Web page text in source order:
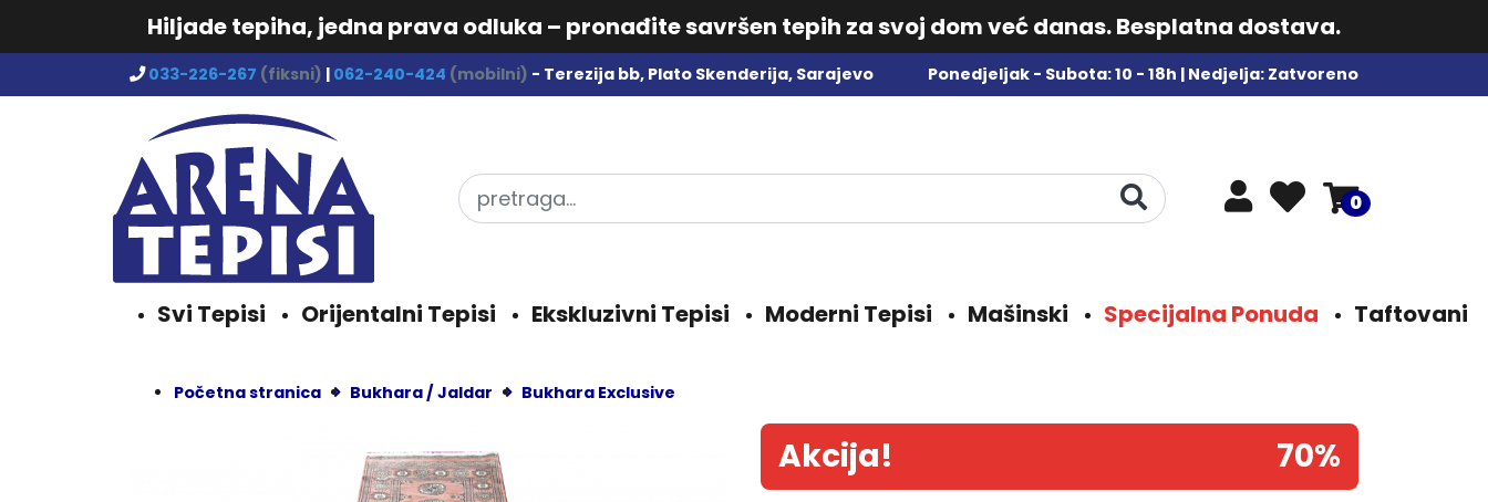
Hiljade tepiha, jedna prava odluka – pronađite savršen tepih za svoj dom već danas. Besplatna dostava.
033-226-267 (fiksni) | 062-240-424 (mobilni) - Terezija bb, Plato Skenderija, Sarajevo Ponedjeljak - Subota: 10 - 18h | Nedjelja: Zatvoreno
0
Svi Tepisi Orijentalni Tepisi Ekskluzivni Tepisi Moderni Tepisi Mašinski Specijalna Ponuda Taftovani
Početna stranica Bukhara / Jaldar Bukhara Exclusive
Akcija! 70%